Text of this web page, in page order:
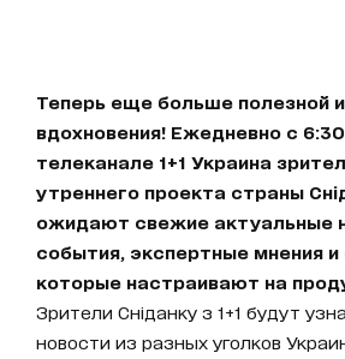
Теперь еще больше полезной
вдохновения! Ежедневно с
телеканале 1+1 Украина
утреннего проекта страны
ожидают свежие актуальные
события, экспертные мнения и
которые настраивают на
Зрители Сніданку з 1+1 будут
новости из разных уголков